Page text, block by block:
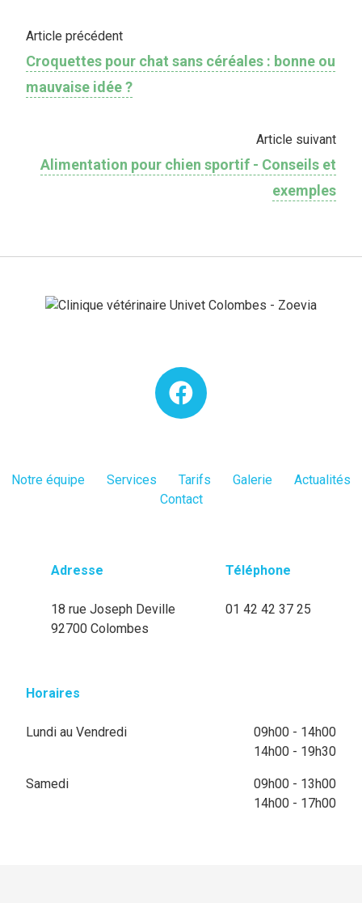
Article précédent
Croquettes pour chat sans céréales : bonne ou
mauvaise idée ?
Article suivant
Alimentation pour chien sportif - Conseils et
exemples
Notre équipe Services Tarifs Galerie
Actualités
Contact
Adresse
18 rue Joseph Deville
92700 Colombes
Téléphone
01 42 42 37 25
Horaires
Lundi au Vendredi
09h00 - 14h00
14h00 - 19h30
Samedi
09h00 - 13h00
14h00 - 17h00